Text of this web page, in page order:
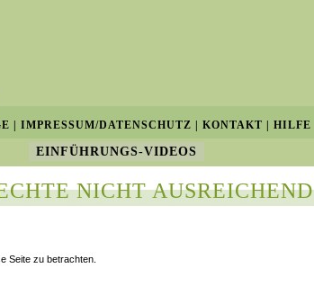
EINFÜHRUNGS-VIDEOS
IMPRESSUM/DATENSCHUTZ KONTAKT HILFE
NICHT AUSREICHEND
Seite zu betrachten.